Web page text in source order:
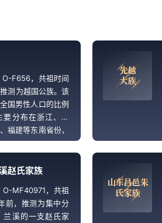
O-F656，共祖时间
测为越国公族。该
国男性人口的比例
要分布在浙江、上
福建等东南省份，
李等大姓为主要姓
先越
大族
赵氏家族
O-MF40971，共祖
前，推测为集中分
兰溪的一支赵氏家
山东昌邑朱
氏家族